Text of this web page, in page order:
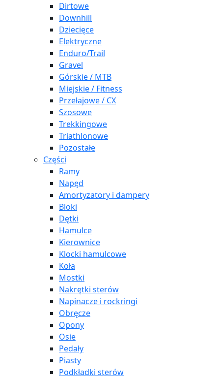
Dirtowe
Downhill
Dziecięce
Elektryczne
Enduro/Trail
Gravel
Górskie / MTB
Miejskie / Fitness
Przełajowe / CX
Szosowe
Trekkingowe
Triathlonowe
Pozostałe
Części
Ramy
Napęd
Amortyzatory i dampery
Bloki
Dętki
Hamulce
Kierownice
Klocki hamulcowe
Koła
Mostki
Nakrętki sterów
Napinacze i rockringi
Obręcze
Opony
Osie
Pedały
Piasty
Podkładki sterów